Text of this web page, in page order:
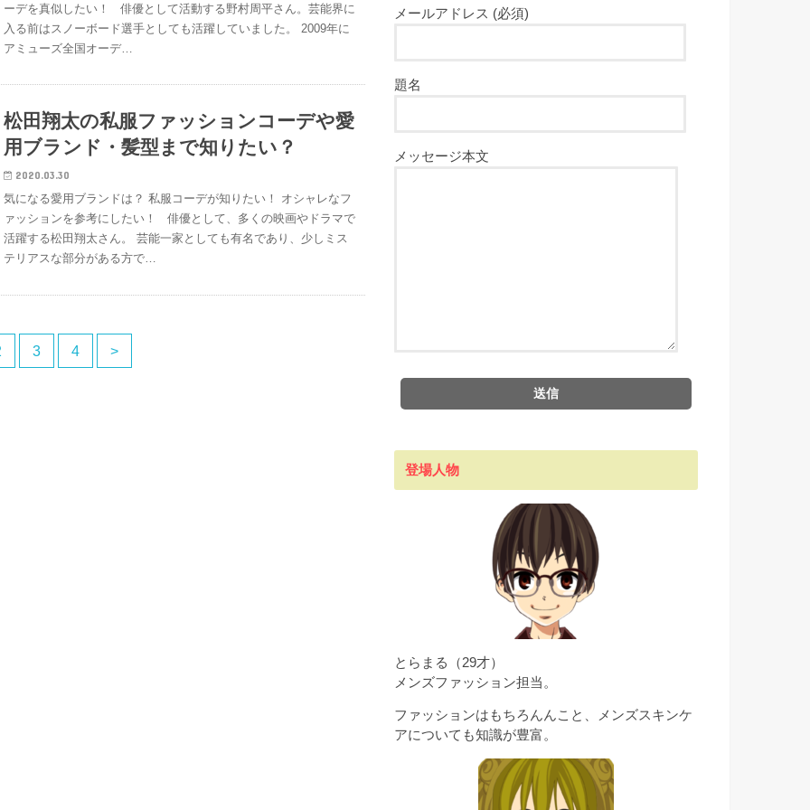
ーデを真似したい！ 俳優として活動する野村周平さん。芸能界に
入る前はスノーボード選手としても活躍していました。 2009年に
アミューズ全国オーデ…
松田翔太の私服ファッションコーデや愛
用ブランド・髪型まで知りたい？
2020.03.30
気になる愛用ブランドは？ 私服コーデが知りたい！ オシャレなフ
ァッションを参考にしたい！ 俳優として、多くの映画やドラマで
活躍する松田翔太さん。 芸能一家としても有名であり、少しミス
テリアスな部分がある方で…
3 4 >
メールアドレス (必須)
題名
メッセージ本文
登場人物
とらまる（29才）
メンズファッション担当。
ファッションはもちろんんこと、メンズスキンケ
アについても知識が豊富。